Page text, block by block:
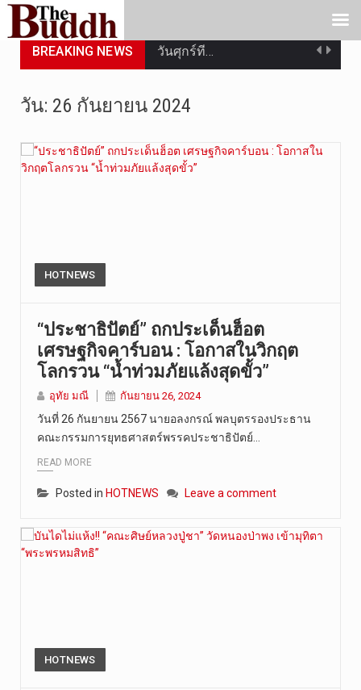
BREAKING NEWS
วันศุกร์ที…
เมื่อวันที…
เมื่อวันที…
การประกาศใ…
วันที่ 8 ส…
วัน: 26 กันยายน 2024
HOTNEWS
“ประชาธิปัตย์” ถกประเด็นฮ็อต
เศรษฐกิจคาร์บอน : โอกาสในวิกฤต
โลกรวน “น้ำท่วมภัยแล้งสุดขั้ว”
อุทัย มณี กันยายน 26, 2024
วันที่ 26 กันยายน 2567 นายอลงกรณ์ พลบุตรรองประธาน
คณะกรรมการยุทธศาสตร์พรรคประชาธิปัตย์…
READ MORE
Posted in HOTNEWS Leave a comment
HOTNEWS